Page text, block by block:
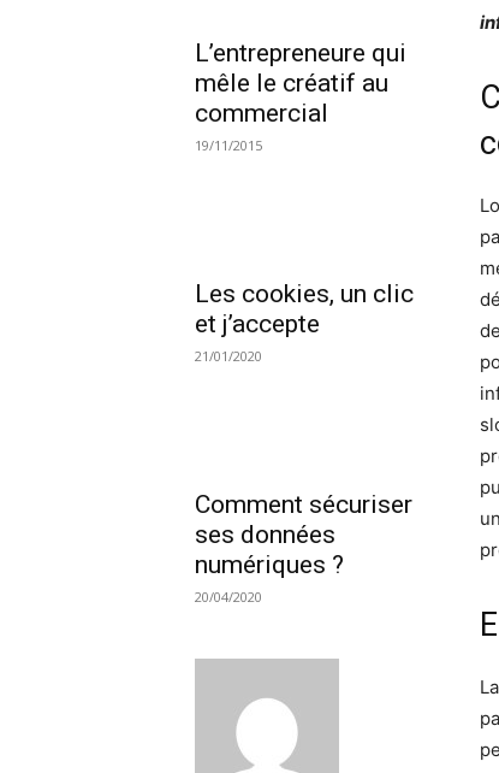
L’entrepreneure qui
mêle le créatif au
commercial
19/11/2015
Les cookies, un clic
et j’accepte
21/01/2020
Comment sécuriser
ses données
numériques ?
20/04/2020